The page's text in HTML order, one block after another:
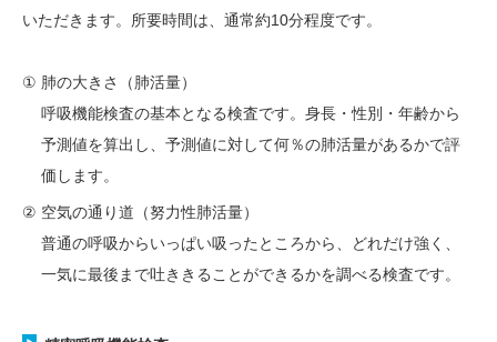
いただきます。所要時間は、通常約10分程度です。
① 肺の大きさ（肺活量）
呼吸機能検査の基本となる検査です。身長・性別・年齢から
予測値を算出し、予測値に対して何％の肺活量があるかで評
価します。
② 空気の通り道（努力性肺活量）
普通の呼吸からいっぱい吸ったところから、どれだけ強く、
一気に最後まで吐ききることができるかを調べる検査です。